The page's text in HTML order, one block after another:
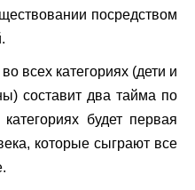
посредством
всех категориях (дети и
составит два тайма по
будет первая
которые сыграют все